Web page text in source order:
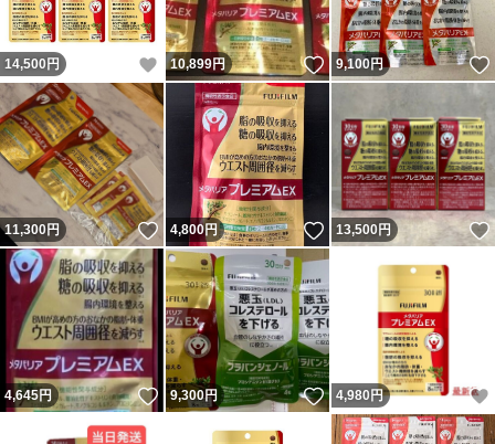
14,500 円 いいね！
10,899円 いいね！
9,100円
11,300円 いいね！
4,800円 いいね！
13,500円
4,645円 いいね！
9,300円 いいね！
4,980 円